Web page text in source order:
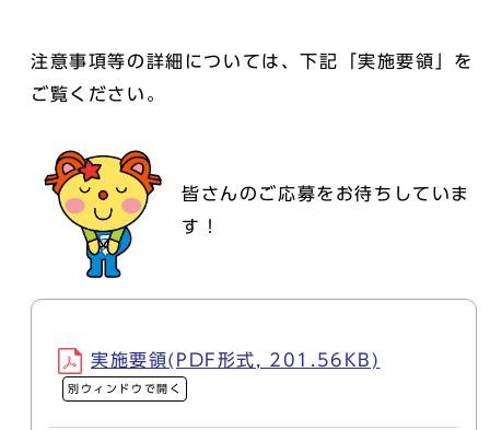
注意事項等の詳細については、下記「実施要領」を
ご覧ください。
皆さんのご応募をお待ちしていま
す！
実施要領(PDF形式, 201.56KB)
別ウィンドウで開く